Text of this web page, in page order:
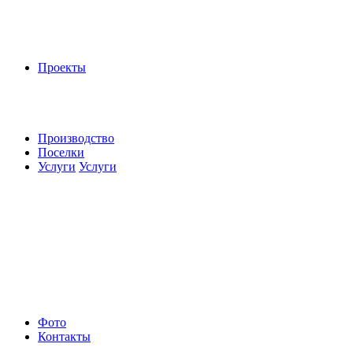
Проекты
Производство
Поселки
Услуги Услуги
Фото
Контакты